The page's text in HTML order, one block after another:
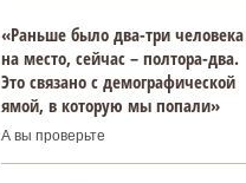
«Раньше было два-три человека
на место, сейчас – полтора-два.
Это связано с демографической
ямой, в которую мы попали»
А вы проверьте